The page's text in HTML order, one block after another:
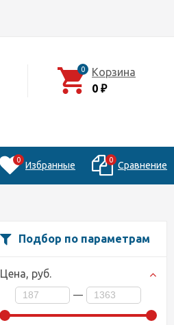
0
Корзина
0 ₽
0 Избранные 0 Сравнение
Подбор по параметрам
Цена, руб.
—